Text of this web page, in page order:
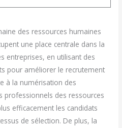
des ressources humaines
une place centrale dans la
entreprises, en utilisant des
pour améliorer le recrutement
à la numérisation des
professionnels des ressources
efficacement les candidats
de sélection. De plus, la